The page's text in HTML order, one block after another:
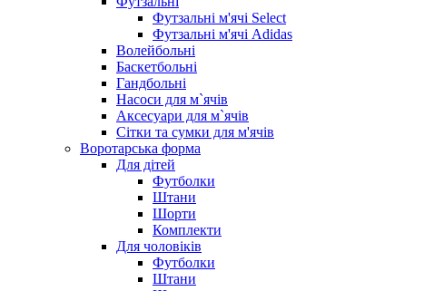
Футзальні м'ячі Select
Футзальні м'ячі Adidas
Волейбольні
Баскетбольні
Гандбольні
Насоси для м`ячів
Аксесуари для м`ячів
Сітки та сумки для м'ячів
Воротарська форма
Для дітей
Футболки
Штани
Шорти
Комплекти
Для чоловіків
Футболки
Штани